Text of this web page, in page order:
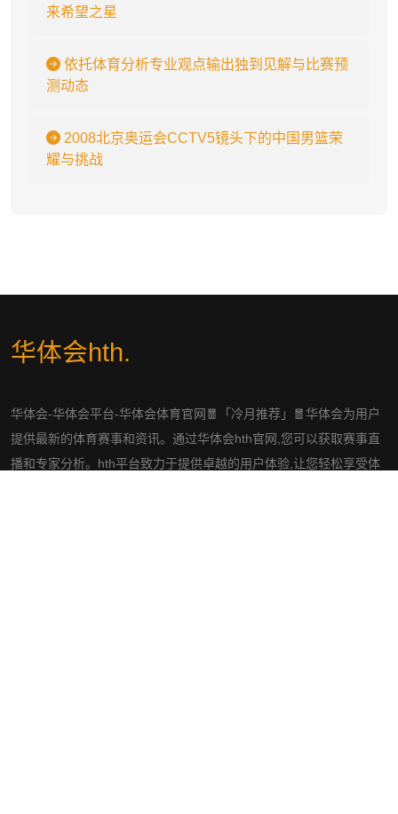
来希望之星
依托体育分析专业观点输出独到见解与比赛预
测动态
2008北京奥运会CCTV5镜头下的中国男篮荣
耀与挑战
华体会hth.
华体会-华体会平台-华体会体育官网🧧「冷月推荐」🧧华体会为用户
提供最新的体育赛事和资讯。通过华体会hth官网,您可以获取赛事直
播和专家分析。hth平台致力于提供卓越的用户体验,让您轻松享受体